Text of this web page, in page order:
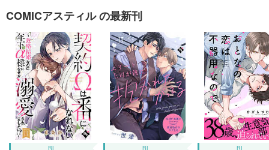
COMICアスティル の最新刊
BL BL BL